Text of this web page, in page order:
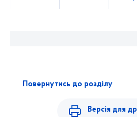
Повернутись до розділу
Версія для